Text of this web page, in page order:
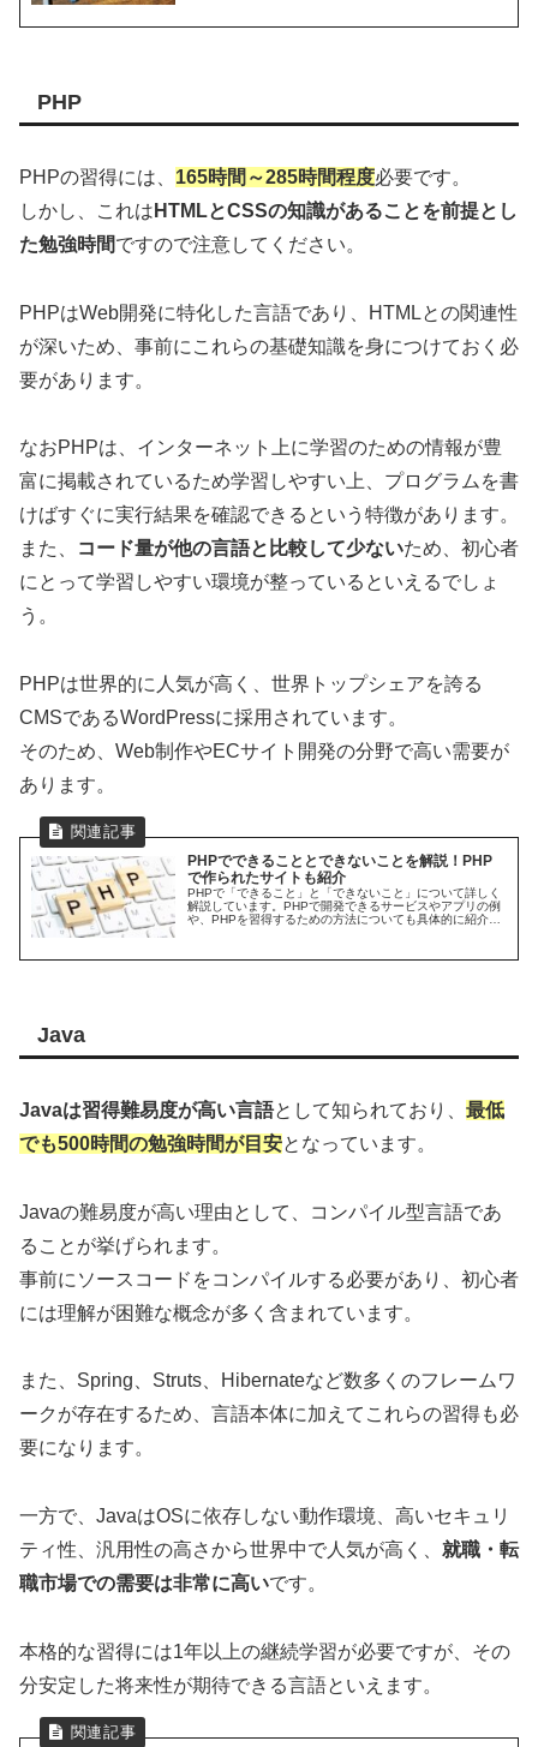
PHP
PHPの習得には、 165時間～285時間程度必要です。
しかし、これは HTMLとCSSの知識があることを前提とし
た勉強時間ですので注意してください。
PHPはWeb開発に特化した言語であり、HTMLとの関連性
が深いため、事前にこれらの基礎知識を身につけておく必
要があります。
なおPHPは、インターネット上に学習のための情報が豊
富に掲載されているため学習しやすい上、プログラムを書
けばすぐに実行結果を確認できるという特徴があります。
また、
コード量が他の言語と比較して少ないため、初心者
にとって学習しやすい環境が整っているといえるでしょ
う。
PHPは世界的に人気が高く、世界トップシェアを誇る
CMSであるWordPressに採用されています。
そのため、Web制作やECサイト開発の分野で高い需要が
あります。
PHPでできることとできないことを解説！PHP
で作られたサイトも紹介
PHPで「できること」と「できないこと」について詳しく
解説しています。PHPで開発できるサービスやアプリの例
や、PHPを習得するための方法についても具体的に紹介し
Java
Javaは習得難易度が高い言語として知られており、 最低
でも500時間の勉強時間が目安となっています。
Javaの難易度が高い理由として、コンパイル型言語であ
ることが挙げられます。
事前にソースコードをコンパイルする必要があり、初心者
には理解が困難な概念が多く含まれています。
また、Spring、Struts、Hibernateなど数多くのフレームワ
ークが存在するため、言語本体に加えてこれらの習得も必
要になります。
一方で、JavaはOSに依存しない動作環境、高いセキュリ
ティ性、汎用性の高さから世界中で人気が高く、 就職・転
職市場での需要は非常に高いです。
本格的な習得には1年以上の継続学習が必要ですが、その
分安定した将来性が期待できる言語といえます。